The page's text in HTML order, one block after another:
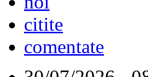
citite
comentate